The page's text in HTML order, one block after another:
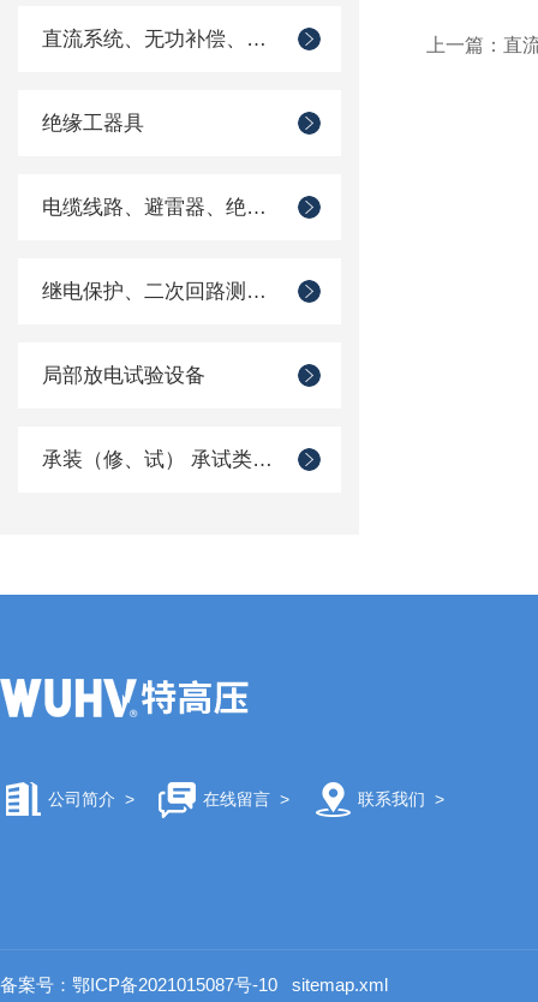
直流系统、无功补偿、电池电机检测仪器
绝缘工器具
电缆线路、避雷器、绝缘子测试仪器
继电保护、二次回路测试仪器
局部放电试验设备
承装（修、试） 承试类仪器
上一篇： 直
公司简介 > 在线留言> 联系我们 >
备案号：鄂ICP备2021015087号-10 sitemap.xml